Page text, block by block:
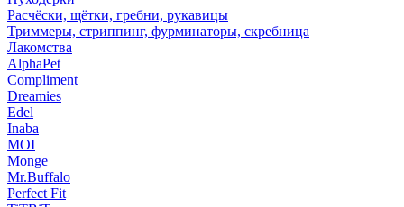
Расчёски, щётки, гребни, рукавицы
Триммеры, стриппинг, фурминаторы, скребница
Лакомства
AlphaPet
Compliment
Dreamies
Edel
Inaba
MOI
Monge
Mr.Buffalo
Perfect Fit